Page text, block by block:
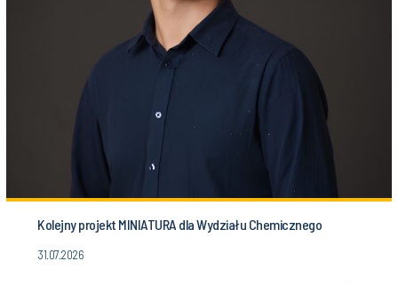
Kolejny projekt MINIATURA dla Wydziału Chemicznego
31.07.2026